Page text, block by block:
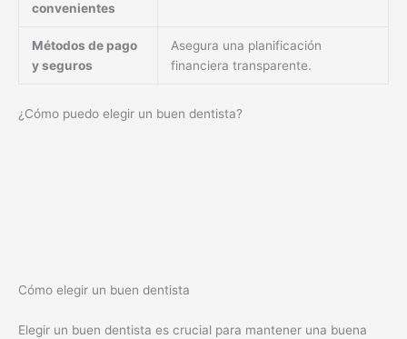
convenientes
Métodos de pago
y seguros
Asegura una planificación
financiera transparente.
¿Cómo puedo elegir un buen dentista?
Cómo elegir un buen dentista
Elegir un buen dentista es crucial para mantener una buena